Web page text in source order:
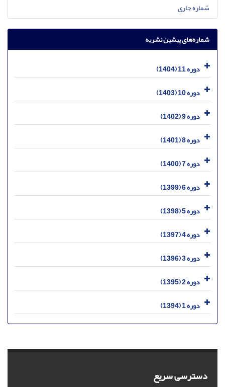
شماره جاری
شماره‌های پیشین نشریه
دوره 11 (1404)
دوره 10 (1403)
دوره 9 (1402)
دوره 8 (1401)
دوره 7 (1400)
دوره 6 (1399)
دوره 5 (1398)
دوره 4 (1397)
دوره 3 (1396)
دوره 2 (1395)
دوره 1 (1394)
دسترسی سریع